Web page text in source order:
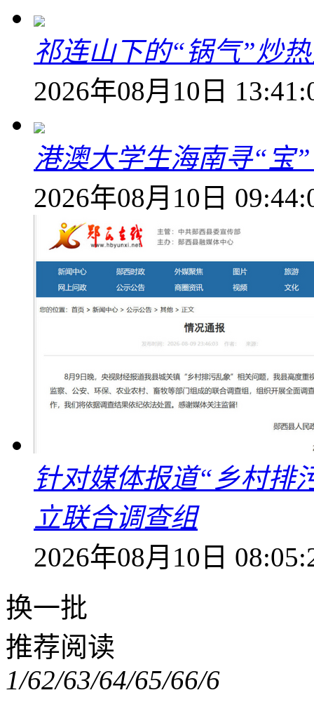
祁连山下的“锅气”炒
2026年08月10日
港澳大学生海南寻“宝
2026年08月10日
针对媒体报道“乡村排
立联合调查组
2026年08月10日
换一批
推荐阅读
1/62/63/64/65/66/6